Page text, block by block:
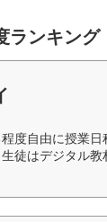
ランキング
度自由に授業
徒はデジタル